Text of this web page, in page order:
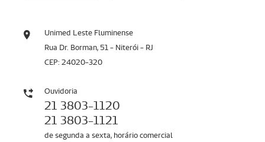
Unimed Leste Fluminense
Rua Dr. Borman, 51 - Niterói - RJ
CEP: 24020-320
Ouvidoria
21 3803-1120
21 3803-1121
de segunda a sexta, horário comercial